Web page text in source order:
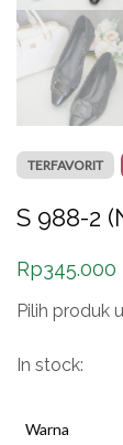
TERFAVORIT
S 988-2
Rp345.000
Pilih produk
In stock:
Warna